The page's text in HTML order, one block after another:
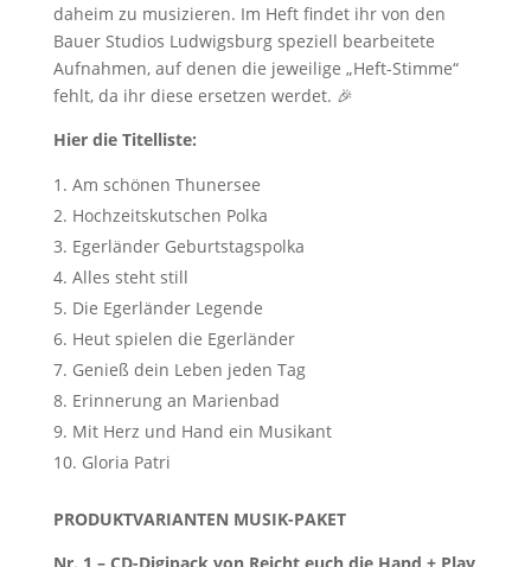
daheim zu musizieren. Im Heft findet ihr von den
Bauer Studios Ludwigsburg speziell bearbeitete
Aufnahmen, auf denen die jeweilige „Heft-Stimme“
fehlt, da ihr diese ersetzen werdet. 🎉
Hier die Titelliste:
Am schönen Thunersee
Hochzeitskutschen Polka
Egerländer Geburtstagspolka
Alles steht still
Die Egerländer Legende
Heut spielen die Egerländer
Genieß dein Leben jeden Tag
Erinnerung an Marienbad
Mit Herz und Hand ein Musikant
Gloria Patri
PRODUKTVARIANTEN MUSIK-PAKET